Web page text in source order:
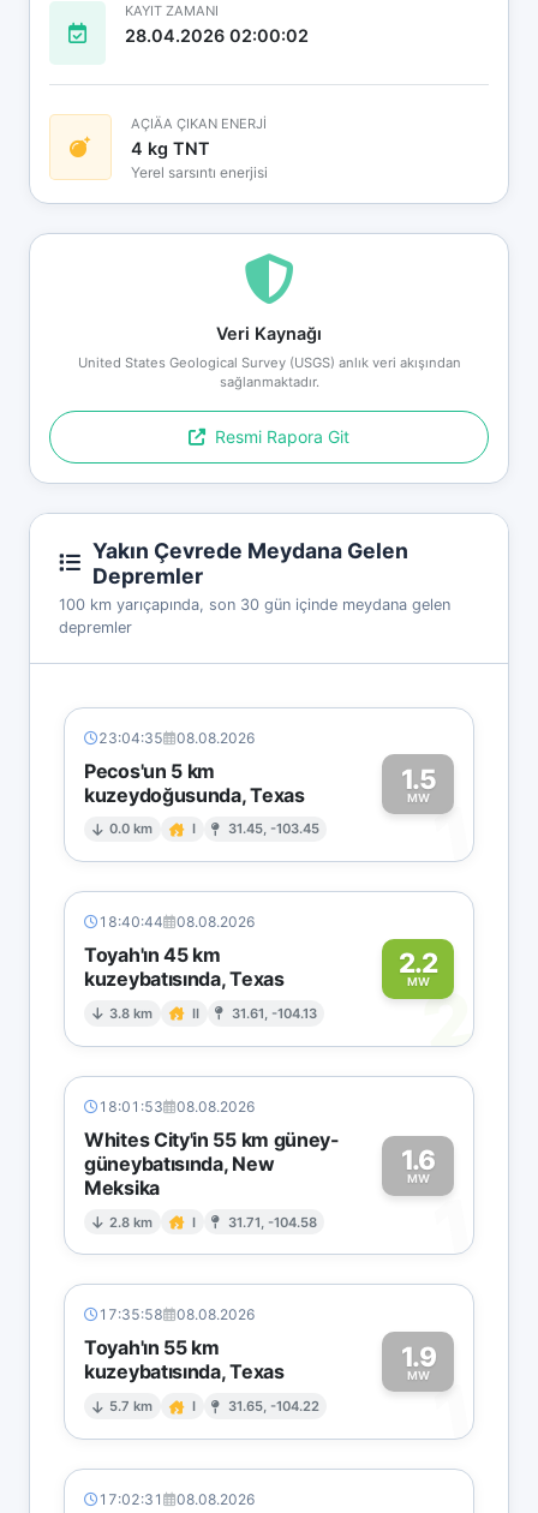
KAYIT ZAMANI
28.04.2026 02:00:02
AÇIÄA ÇIKAN ENERJİ
4 kg TNT
Yerel sarsıntı enerjisi
Veri Kaynağı
United States Geological Survey (USGS) anlık veri akışından
sağlanmaktadır.
Resmi Rapora Git
Yakın Çevrede Meydana Gelen
Depremler
100 km yarıçapında, son 30 gün içinde meydana gelen
depremler
23:04:35 08.08.2026
Pecos'un 5 km
kuzeydoğusunda, Texas
0.0 km I 31.45, -103.45
1.5
MW1
18:40:44 08.08.2026
Toyah'ın 45 km
kuzeybatısında, Texas
3.8 km II 31.61, -104.13
2.2
MW
2
18:01:53 08.08.2026
Whites City'in 55 km güney-
güneybatısında, New
Meksika
2.8 km I 31.71, -104.58
1.6
MW
1
17:35:58 08.08.2026
Toyah'ın 55 km
kuzeybatısında, Texas
5.7 km I 31.65, -104.22
1.9
MW1
17:02:31 08.08.2026